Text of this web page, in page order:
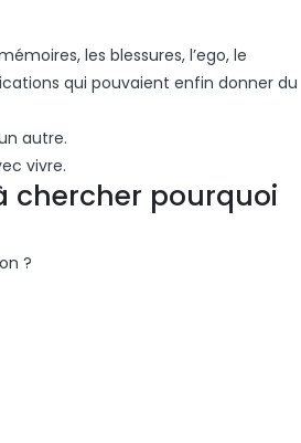
les blessures, l’ego, le
qui pouvaient enfin donner du
autre.
vivre.
chercher pourquoi
?